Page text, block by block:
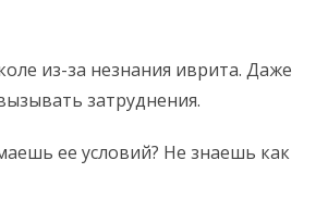
из-за незнания иврита. Даже
затруднения.
ее условий? Не знаешь как